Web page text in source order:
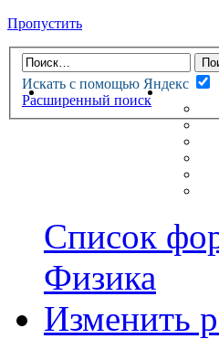
Пропустить
Искать с помощью Яндекс
Расширенный поиск
НОВАЯ ТЕОРИЯФОРУМ
Список
Физика
Изменить